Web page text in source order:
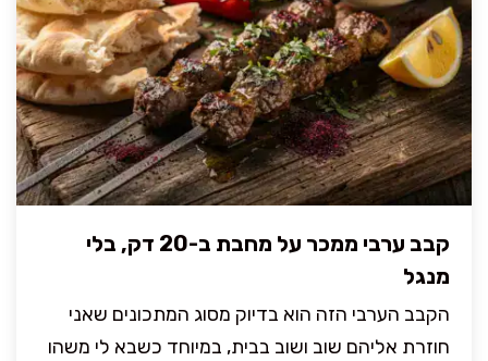
קבב ערבי ממכר על מחבת ב-20 דק, בלי
מנגל
הקבב הערבי הזה הוא בדיוק מסוג המתכונים שאני
חוזרת אליהם שוב ושוב בבית, במיוחד כשבא לי משהו